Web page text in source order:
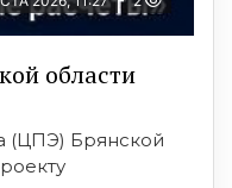
области
(ЦПЭ) Брянской